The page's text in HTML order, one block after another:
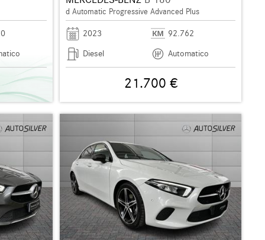
d Automatic Progressive Advanced Plus
2023
92.762
Diesel
Automatico
21.700 €